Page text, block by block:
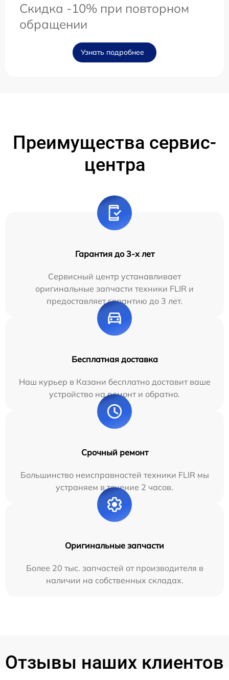
Скидка -10% при повторном
обращении
Узнать подробнее
Преимущества сервис-
центра
Гарантия до 3-х лет
Сервисный центр устанавливает
оригинальные запчасти техники FLIR и
предоставляет гарантию до 3 лет.
Бесплатная доставка
Наш курьер в Казани бесплатно доставит ваше
устройство на ремонт и обратно.
Срочный ремонт
Большинство неисправностей техники FLIR мы
устраняем в течение 2 часов.
Оригинальные запчасти
Более 20 тыс. запчастей от производителя в
наличии на собственных складах.
Отзывы наших клиентов